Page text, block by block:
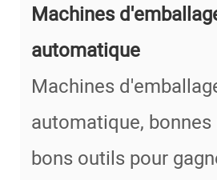
Machines
automatique
Machines
automatique,
bons outils pour